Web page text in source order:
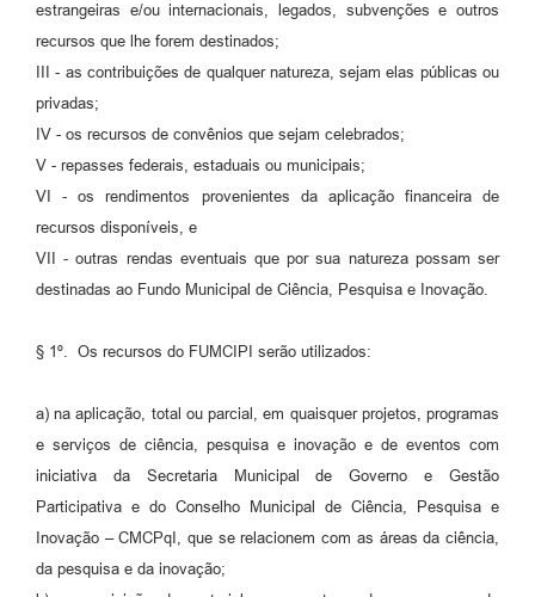
estrangeiras e/ou internacionais, legados, subvenções e outros
recursos que lhe forem destinados;
III - as contribuições de qualquer natureza, sejam elas públicas ou
privadas;
IV - os recursos de convênios que sejam celebrados;
V - repasses federais, estaduais ou municipais;
VI - os rendimentos provenientes da aplicação financeira de
recursos disponíveis, e
VII - outras rendas eventuais que por sua natureza possam ser
destinadas ao Fundo Municipal de Ciência, Pesquisa e Inovação.
§ 1º. Os recursos do FUMCIPI serão utilizados:
a) na aplicação, total ou parcial, em quaisquer projetos, programas
e serviços de ciência, pesquisa e inovação e de eventos com
iniciativa da Secretaria Municipal de Governo e Gestão
Participativa e do Conselho Municipal de Ciência, Pesquisa e
Inovação – CMCPqI, que se relacionem com as áreas da ciência,
da pesquisa e da inovação;